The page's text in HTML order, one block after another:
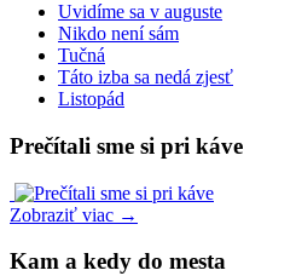
Uvidíme sa v auguste
Nikdo není sám
Tučná
Táto izba sa nedá zjesť
Listopád
Prečítali sme si pri káve
Zobraziť viac →
Kam a kedy do mesta